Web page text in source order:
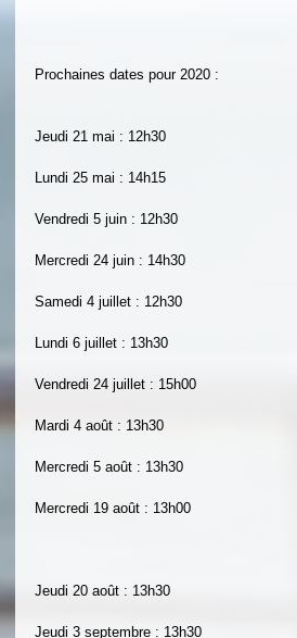
Prochaines dates pour 2020 :
Jeudi 21 mai : 12h30
Lundi 25 mai : 14h15
Vendredi 5 juin : 12h30
Mercredi 24 juin : 14h30
Samedi 4 juillet : 12h30
Lundi 6 juillet : 13h30
Vendredi 24 juillet : 15h00
Mardi 4 août : 13h30
Mercredi 5 août : 13h30
Mercredi 19 août : 13h00
Jeudi 20 août : 13h30
Jeudi 3 septembre : 13h30